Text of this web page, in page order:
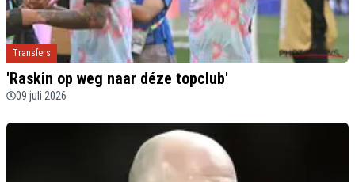
Transfers
'Raskin op weg naar déze topclub'
09 juli 2026